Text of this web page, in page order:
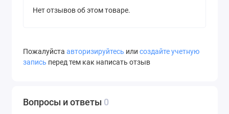
Нет отзывов об этом товаре.
Пожалуйста авторизируйтесь или создайте учетную
запись перед тем как написать отзыв
Вопросы и ответы 0